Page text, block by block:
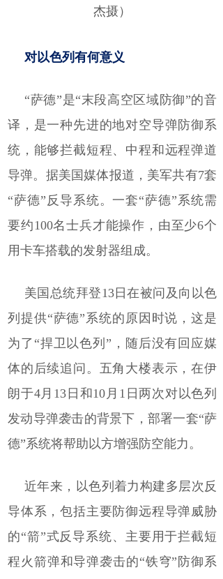
杰摄）
对以色列有何意义
“萨德”是“末段高空区域防御”的音
译，是一种先进的地对空导弹防御系
统，能够拦截短程、中程和远程弹道
导弹。据美国媒体报道，美军共有7套
“萨德”反导系统。一套“萨德”系统需
要约100名士兵才能操作，由至少6个
用卡车搭载的发射器组成。
美国总统拜登13日在被问及向以色
列提供“萨德”系统的原因时说，这是
为了“捍卫以色列”，随后没有回应媒
体的后续追问。五角大楼表示，在伊
朗于4月13日和10月1日两次对以色列
发动导弹袭击的背景下，部署一套“萨
德”系统将帮助以方增强防空能力。
近年来，以色列着力构建多层次反
导体系，包括主要防御远程导弹威胁
的“箭”式反导系统、主要用于拦截短
程火箭弹和导弹袭击的“铁穹”防御系